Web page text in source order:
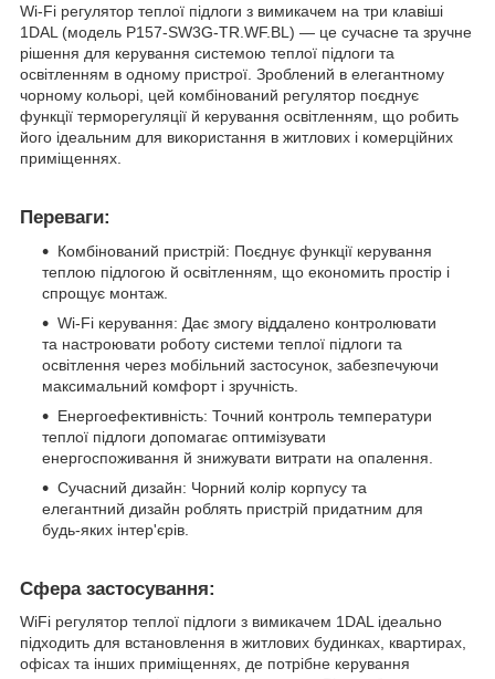
Wi-Fi регулятор теплої підлоги з вимикачем на три клавіші
1DAL (модель P157-SW3G-TR.WF.BL) — це сучасне та зручне
рішення для керування системою теплої підлоги та
освітленням в одному пристрої. Зроблений в елегантному
чорному кольорі, цей комбінований регулятор поєднує
функції терморегуляції й керування освітленням, що робить
його ідеальним для використання в житлових і комерційних
приміщеннях.
Переваги:
Комбінований пристрій: Поєднує функції керування
теплою підлогою й освітленням, що економить простір і
спрощує монтаж.
Wi-Fi керування: Дає змогу віддалено контролювати
та настроювати роботу системи теплої підлоги та
освітлення через мобільний застосунок, забезпечуючи
максимальний комфорт і зручність.
Енергоефективність: Точний контроль температури
теплої підлоги допомагає оптимізувати
енергоспоживання й знижувати витрати на опалення.
Сучасний дизайн: Чорний колір корпусу та
елегантний дизайн роблять пристрій придатним для
будь-яких інтер'єрів.
Сфера застосування:
WiFi регулятор теплої підлоги з вимикачем 1DAL ідеально
підходить для встановлення в житлових будинках, квартирах,
офісах та інших приміщеннях, де потрібне керування